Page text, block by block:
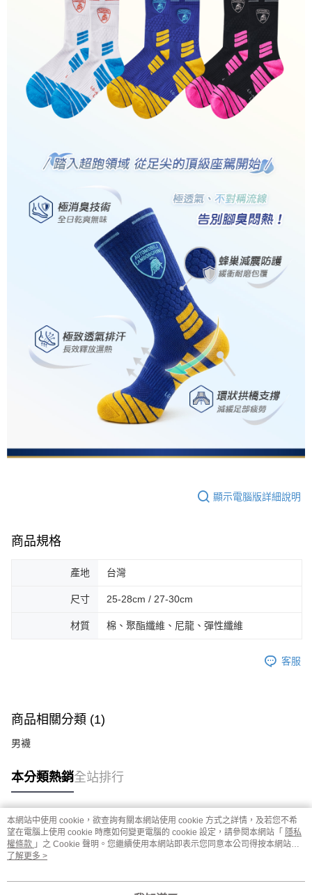
顯示電腦版詳細說明
商品規格
產地 台灣
尺寸 25-28cm / 27-30cm
材質 棉、聚酯纖維、尼龍、彈性纖維
客服
商品相關分類 (1)
男襪
本分類熱銷全站排行
熱門標籤
本網站中使用 cookie，欲查詢有關本網站使用 cookie 方式之詳情，及若您不希
望在電腦上使用 cookie 時應如何變更電腦的 cookie 設定，請參閱本網站「 隱私
權條款 」之 Cookie 聲明。您繼續使用本網站即表示您同意本公司得按本網站使
用條款之 Cookie 聲明使用 cookie。
了解更多 >